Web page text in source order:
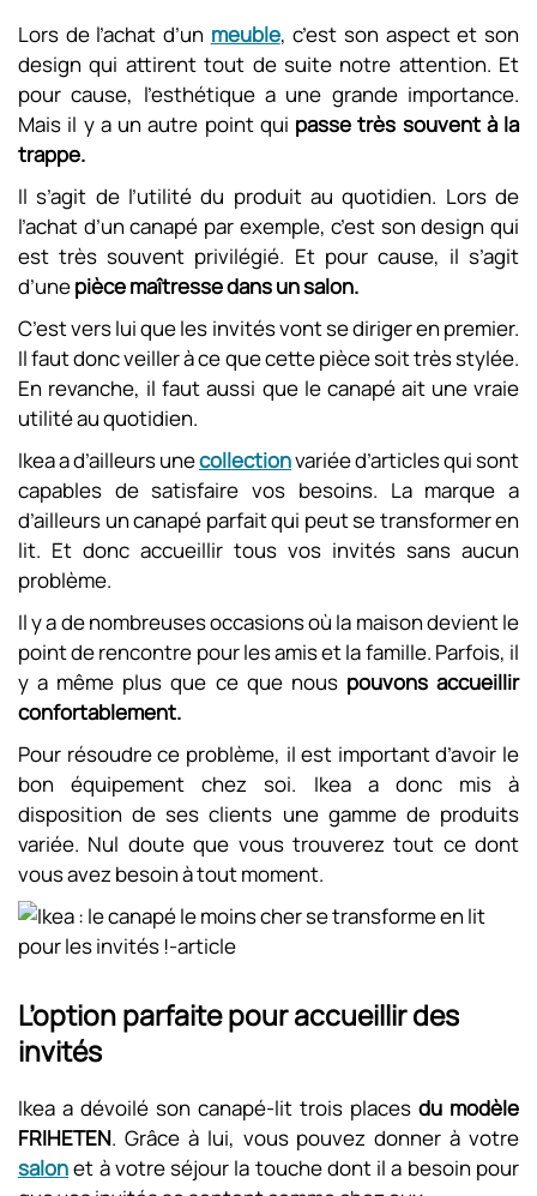
Lors de l’achat d’un meuble, c’est son aspect et son
design qui attirent tout de suite notre attention. Et
pour cause, l’esthétique a une grande importance.
Mais il y a un autre point qui passe très souvent à la
trappe.
Il s’agit de l’utilité du produit au quotidien. Lors de
l’achat d’un canapé par exemple, c’est son design qui
est très souvent privilégié. Et pour cause, il s’agit
d’unepièce maîtresse dans un salon.
C’est vers lui que les invités vont se diriger en premier.
Il faut donc veiller à ce que cette pièce soit très stylée.
En revanche, il faut aussi que le canapé ait une vraie
utilité au quotidien.
Ikea a d’ailleurs unecollectionvariée d’articles qui sont
capables de satisfaire vos besoins. La marque a
d’ailleurs un canapé parfait qui peut se transformer en
lit. Et donc accueillir tous vos invités sans aucun
problème.
Il y a de nombreuses occasions où la maison devient le
point de rencontre pour les amis et la famille. Parfois, il
y a même plus que ce que nouspouvons accueillir
confortablement.
Pour résoudre ce problème, il est important d’avoir le
bon équipement chez soi. Ikea a donc mis à
disposition de ses clients une gamme de produits
variée. Nul doute que vous trouverez tout ce dont
vous avez besoin à tout moment.
L’option parfaite pour accueillir des
invités
Ikea a dévoilé son canapé-lit trois places du modèle
FRIHETEN. Grâce à lui, vous pouvez donner à votre
salonet à votre séjour la touche dont il a besoin pour